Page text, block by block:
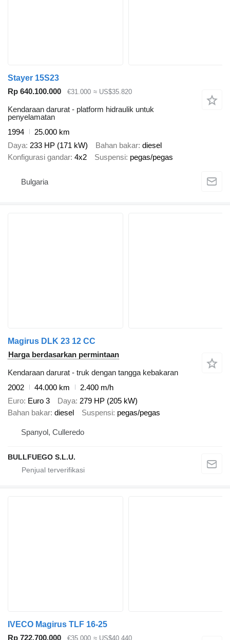
Stayer 15S23
Rp 640.100.000
€31.000 ≈ US$35.820
Kendaraan darurat - platform hidraulik untuk
penyelamatan
1994
25.000 km
Daya 233 HP (171 kW) Bahan bakar diesel
Konfigurasi gandar 4x2 Suspensi pegas/pegas
Bulgaria
Magirus DLK 23 12 CC
Harga berdasarkan permintaan
Kendaraan darurat - truk dengan tangga kebakaran
2002
44.000 km
2.400 m/h
Euro Euro 3 Daya 279 HP (205 kW)
Bahan bakar diesel Suspensi pegas/pegas
Spanyol, Culleredo
BULLFUEGO S.L.U.
IVECO Magirus TLF 16-25
Rp 722.700.000
€35.000 ≈ US$40.440